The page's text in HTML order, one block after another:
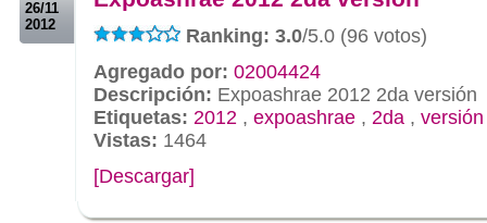
26/11
2012
Ranking: 3.0/5.0 (96 votos)
Agregado por: 02004424
Descripción: Expoashrae 2012 2da versión
Etiquetas: 2012 , expoashrae , 2da , versión
Vistas: 1464
[Descargar]